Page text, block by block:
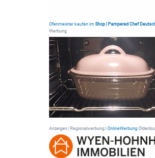
Ofenmeister kaufen im Shop | Pampered Chef
Werbung
Anzeigen | Regionalwerbung | OnlineWerbung